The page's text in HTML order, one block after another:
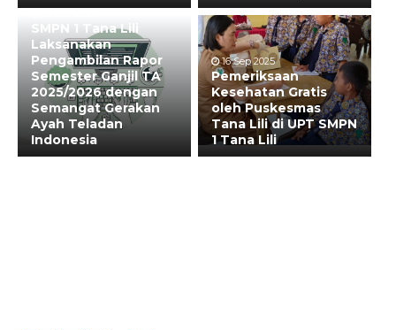
SMPN 1 Tana Lili
Laksanakan
Pengambilan Rapor
Semester Ganjil TA
2025/2026 dengan
Semangat Gerakan
Ayah Teladan
Indonesia
16 Sep 2025
Pemeriksaan
Kesehatan Gratis
oleh Puskesmas
Tana Lili di UPT SMPN
1 Tana Lili